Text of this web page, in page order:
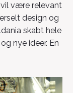
vil være relevant
design og
skabt hele
nye ideer. En